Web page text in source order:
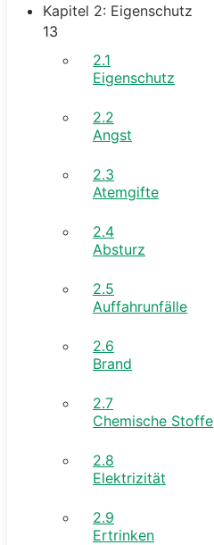
Kapitel 2: Eigenschutz
13
2.1
Eigenschutz
2.2
Angst
2.3
Atemgifte
2.4
Absturz
2.5
Auffahrunfälle
2.6
Brand
2.7
Chemische Stoffe
2.8
Elektrizität
2.9
Ertrinken